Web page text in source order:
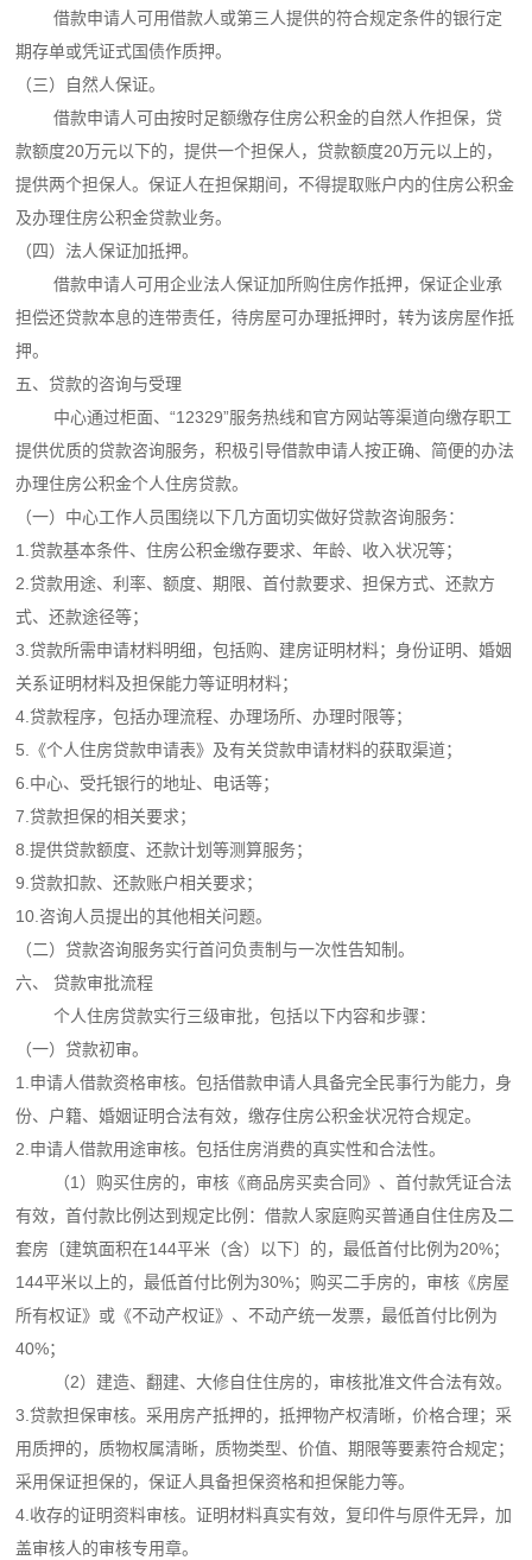
借款申请人可用借款人或第三人提供的符合规定条件的银行定
期存单或凭证式国债作质押。
（三）自然人保证。
借款申请人可由按时足额缴存住房公积金的自然人作担保，贷
款额度20万元以下的，提供一个担保人，贷款额度20万元以上的，
提供两个担保人。保证人在担保期间，不得提取账户内的住房公积金
及办理住房公积金贷款业务。
（四）法人保证加抵押。
借款申请人可用企业法人保证加所购住房作抵押，保证企业承
担偿还贷款本息的连带责任，待房屋可办理抵押时，转为该房屋作抵
押。
五、贷款的咨询与受理
中心通过柜面、“12329”服务热线和官方网站等渠道向缴存职工
提供优质的贷款咨询服务，积极引导借款申请人按正确、简便的办法
办理住房公积金个人住房贷款。
（一）中心工作人员围绕以下几方面切实做好贷款咨询服务：
1.贷款基本条件、住房公积金缴存要求、年龄、收入状况等；
2.贷款用途、利率、额度、期限、首付款要求、担保方式、还款方
式、还款途径等；
3.贷款所需申请材料明细，包括购、建房证明材料；身份证明、婚姻
关系证明材料及担保能力等证明材料；
4.贷款程序，包括办理流程、办理场所、办理时限等；
5.《个人住房贷款申请表》及有关贷款申请材料的获取渠道；
6.中心、受托银行的地址、电话等；
7.贷款担保的相关要求；
8.提供贷款额度、还款计划等测算服务；
9.贷款扣款、还款账户相关要求；
10.咨询人员提出的其他相关问题。
（二）贷款咨询服务实行首问负责制与一次性告知制。
六、 贷款审批流程
个人住房贷款实行三级审批，包括以下内容和步骤：
（一）贷款初审。
1.申请人借款资格审核。包括借款申请人具备完全民事行为能力，身
份、户籍、婚姻证明合法有效，缴存住房公积金状况符合规定。
2.申请人借款用途审核。包括住房消费的真实性和合法性。
（1）购买住房的，审核《商品房买卖合同》、首付款凭证合法
有效，首付款比例达到规定比例：借款人家庭购买普通自住住房及二
套房〔建筑面积在144平米（含）以下〕的，最低首付比例为20%；
144平米以上的，最低首付比例为30%；购买二手房的，审核《房屋
所有权证》或《不动产权证》、不动产统一发票，最低首付比例为
40%；
（2）建造、翻建、大修自住住房的，审核批准文件合法有效。
3.贷款担保审核。采用房产抵押的，抵押物产权清晰，价格合理；采
用质押的，质物权属清晰，质物类型、价值、期限等要素符合规定；
采用保证担保的，保证人具备担保资格和担保能力等。
4.收存的证明资料审核。证明材料真实有效，复印件与原件无异，加
盖审核人的审核专用章。